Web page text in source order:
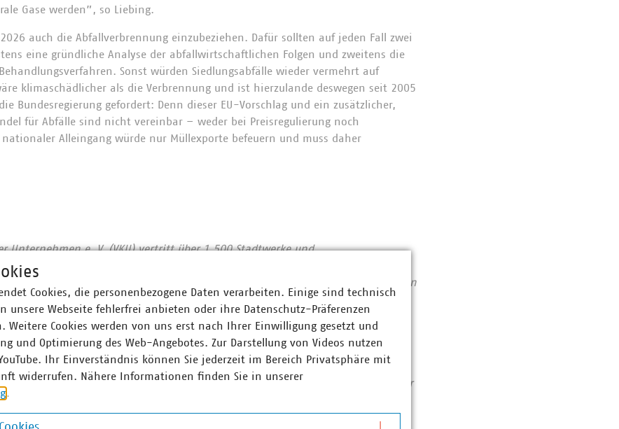
Gase werden”, so Liebing.
auch die Abfallverbrennung einzubeziehen. Dafür sollten auf jeden Fall zwei
eine gründliche Analyse der abfallwirtschaftlichen Folgen und zweitens die
Sonst würden Siedlungsabfälle wieder vermehrt auf
klimaschädlicher als die Verbrennung und ist hierzulande deswegen seit 2005
Bundesregierung gefordert: Denn dieser EU-Vorschlag und ein zusätzlicher,
für Abfälle sind nicht vereinbar – weder bei Preisregulierung noch
Alleingang würde nur Müllexporte befeuern und muss daher
Unternehmen e. V. (VKU) vertritt über 1.500 Stadtwerke und
Unternehmen in den Bereichen Energie, Wasser/Abwasser, Abfallwirtschaft
Mit rund 283.000 Beschäftigten wurden 2019 Umsatzerlöse von 123 Milliarden
als 13 Milliarden Euro investiert. Im Endkundensegment haben die VKU-
Marktanteile in zentralen Ver- und Entsorgungsbereichen: Strom 62
Trinkwasser 91 Prozent, Wärme 79 Prozent, Abwasser 45 Prozent. Sie entsorgen
Abfall und tragen durch getrennte Sammlung entscheidend dazu bei, dass
die höchste Recyclingquote in der Europäischen Union hat. Immer mehr
sich im Breitbandausbau: 203 Unternehmen investieren pro Jahr über
Breitbandausbau setzen 92 Prozent der Unternehmen auf Glasfaser bis
Wir halten Deutschland am Laufen – klimaneutral, leistungsstark, lebenswert.
Cookies, die personenbezogene Daten verarbeiten. Einige sind technisch
unsere Webseite fehlerfrei anbieten oder ihre Datenschutz-Präferenzen
Weitere Cookies werden von uns erst nach Ihrer Einwilligung gesetzt und
und Optimierung des Web-Angebotes. Zur Darstellung von Videos nutzen
Ihr Einverständnis können Sie jederzeit im Bereich Privatsphäre mit
widerrufen. Nähere Informationen finden Sie in unserer
.